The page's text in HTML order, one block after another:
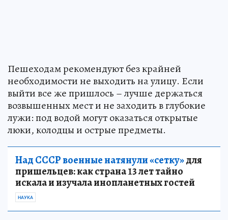
Пешеходам рекомендуют без крайней
необходимости не выходить на улицу. Если
выйти все же пришлось – лучше держаться
возвышенных мест и не заходить в глубокие
лужи: под водой могут оказаться открытые
люки, колодцы и острые предметы.
Над СССР военные натянули «сетку»для
пришельцев: как страна 13 лет тайно
искала и изучала инопланетных гостей
НАУКА